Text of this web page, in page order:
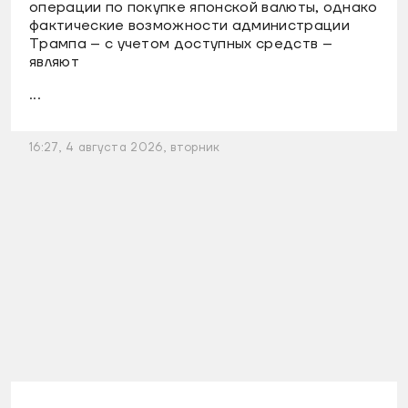
операции по покупке японской валюты, однако
фактические возможности администрации
Трампа – с учетом доступных средств –
являют
...
16:27, 4 августа 2026, вторник